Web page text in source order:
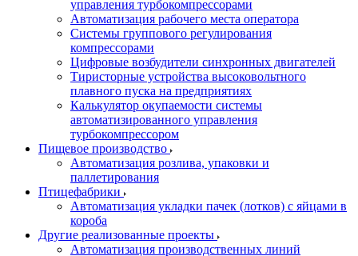
управления турбокомпрессорами
Автоматизация рабочего места оператора
Системы группового регулирования
компрессорами
Цифровые возбудители синхронных двигателей
Тиристорные устройства высоковольтного
плавного пуска на предприятиях
Калькулятор окупаемости системы
автоматизированного управления
турбокомпрессором
Пищевое производство
Автоматизация розлива, упаковки и
паллетирования
Птицефабрики
Автоматизация укладки пачек (лотков) с яйцами в
короба
Другие реализованные проекты
Автоматизация производственных линий